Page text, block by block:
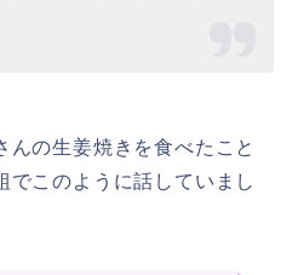
んの生姜焼きを食べたこと
でこのように話していまし